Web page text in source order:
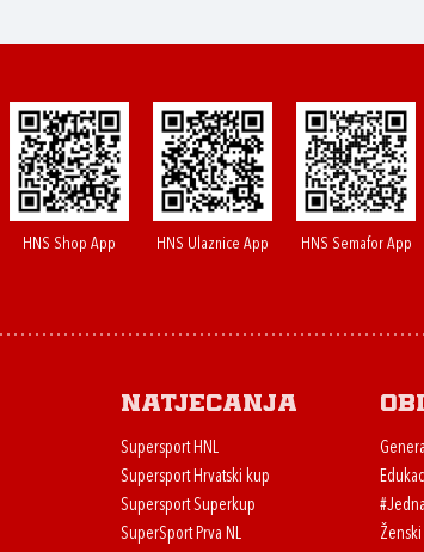
HNS Shop App HNS Ulaznice App HNS Semafor App
Natjecanja
Supersport HNL
Supersport Hrvatski kup
Supersport Superkup
SuperSport Prva NL